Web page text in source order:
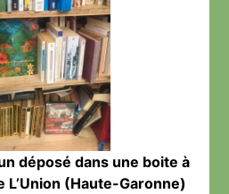
déposé dans une boite à
L’Union (Haute-Garonne)